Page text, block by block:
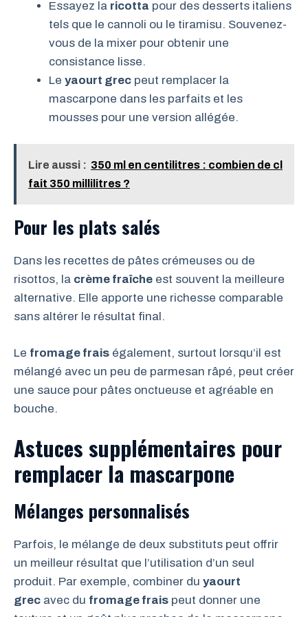
Essayez la ricotta pour des desserts italiens
tels que le cannoli ou le tiramisu. Souvenez-
vous de la mixer pour obtenir une
consistance lisse.
Le yaourt grec peut remplacer la
mascarpone dans les parfaits et les
mousses pour une version allégée.
Lire aussi : 350 ml en centilitres : combien de cl
fait 350 millilitres ?
Pour les plats salés
Dans les recettes de pâtes crémeuses ou de
risottos, la crème fraîche est souvent la meilleure
alternative. Elle apporte une richesse comparable
sans altérer le résultat final.
Le fromage frais également, surtout lorsqu’il est
mélangé avec un peu de parmesan râpé, peut créer
une sauce pour pâtes onctueuse et agréable en
bouche.
Astuces supplémentaires pour
remplacer la mascarpone
Mélanges personnalisés
Parfois, le mélange de deux substituts peut offrir
un meilleur résultat que l’utilisation d’un seul
produit. Par exemple, combiner du yaourt
grec avec du fromage frais peut donner une